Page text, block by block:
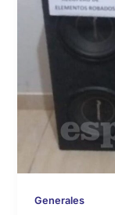
Generales